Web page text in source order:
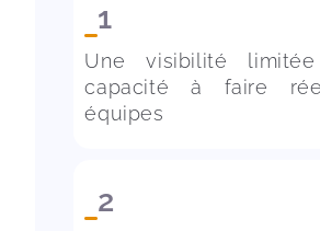
1
Une visibilité
capacité à faire
2